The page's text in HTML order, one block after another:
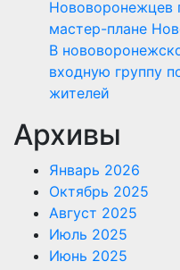
Нововоронежцев
мастер-плане
В
входную группу
жителей
Архивы
Январь 2026
Октябрь 2025
Август 2025
Июль 2025
Июнь 2025